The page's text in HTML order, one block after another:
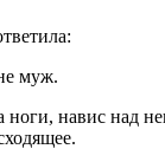
муж.
ноги, навис над